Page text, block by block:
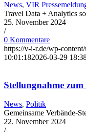
News, VIR
Travel Data + Analytics
25. November 2024
/
0 Kommentare
https://v-i-r.de/wp-
10:01:182026-03-29
Stellungnahme
News, Politik
Gemeinsame Verbände-
22. November 2024
/